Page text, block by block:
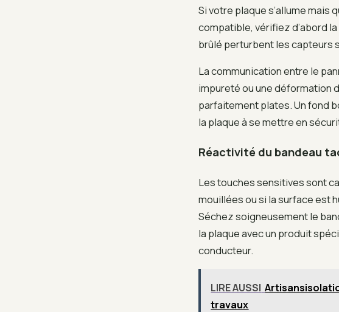
Si votre plaque s’allume mais
compatible, vérifiez d’abord
brûlé perturbent les capteurs
La communication entre le
impureté ou une déformation
parfaitement plates. Un fond
la plaque à se mettre en
Réactivité du bandeau
Les touches sensitives sont
mouillées ou si la surface est
Séchez soigneusement le
la plaque avec un produit
conducteur.
LIRE AUSSI
travaux